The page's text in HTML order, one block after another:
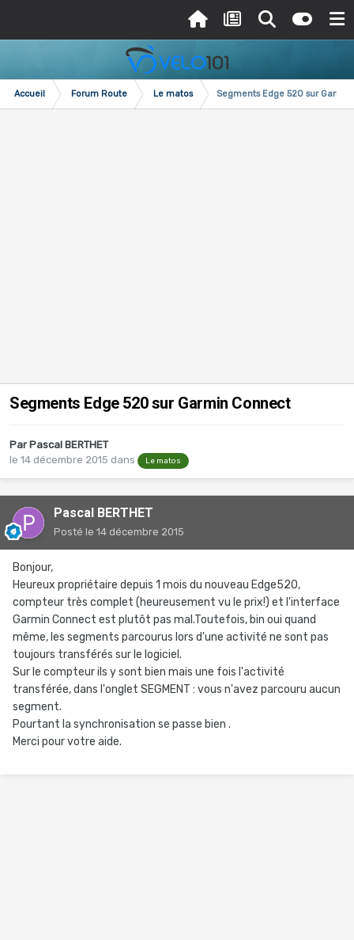
Accueil Forum Route Le matos Segments Edge 520 sur
Segments Edge 520 sur Garmin Connect
Par Pascal BERTHET
le 14 décembre 2015 dans Le matos
Pascal BERTHET
Posté le 14 décembre 2015
Bonjour,
Heureux propriétaire depuis 1 mois du nouveau Edge520,
compteur très complet (heureusement vu le prix!) et l'interface
Garmin Connect est plutôt pas mal.Toutefois, bin oui quand
même, les segments parcourus lors d'une activité ne sont pas
toujours transférés sur le logiciel.
Sur le compteur ils y sont bien mais une fois l'activité
transférée, dans l'onglet SEGMENT : vous n'avez parcouru aucun
segment.
Pourtant la synchronisation se passe bien .
Merci pour votre aide.